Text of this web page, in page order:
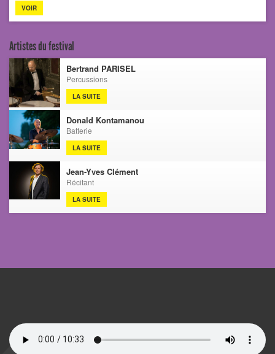
VOIR
Artistes du festival
Bertrand PARISEL
Percussions
LA SUITE
Donald Kontamanou
Batterie
LA SUITE
Jean-Yves Clément
Récitant
LA SUITE